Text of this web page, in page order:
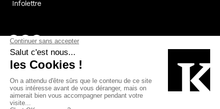
Infolettre
Page Facebook de Kollectif
Page Instagram de Kollectif
Page Linkedin de Kollectif